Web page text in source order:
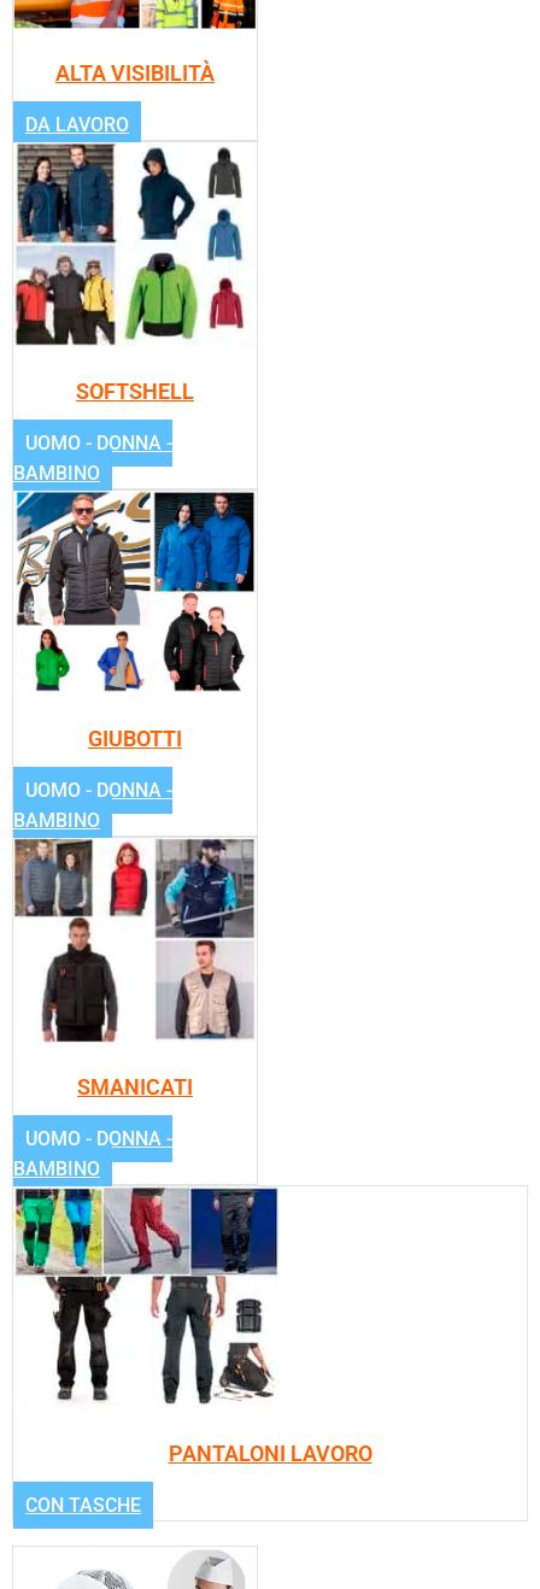
ALTA VISIBILITÀ
DA LAVORO
SOFTSHELL
UOMO - DONNA -
BAMBINO
GIUBOTTI
UOMO - DONNA -
BAMBINO
SMANICATI
UOMO - DONNA -
BAMBINO
PANTALONI LAVORO
CON TASCHE